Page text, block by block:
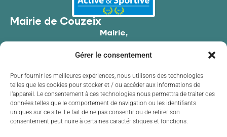
Gérer le consentement
Pour fournir les meilleures expériences, nous utilisons des technologies
telles que les cookies pour stocker et / ou accéder aux informations de
l’appareil. Le consentement à ces technologies nous permettra de traiter des
données telles que le comportement de navigation ou les identifiants
uniques sur ce site. Le fait de ne pas consentir ou de retirer son
consentement peut nuire à certaines caractéristiques et fonctions.
Mairie de Couzeix
Mairie,
87270 Couzeix
05 55 39 34 09
Contacter la mairie
Horaires d'ouverture
Lundide 8h30 à 12h00 et de 13h30 à 17h30
Mardi
de 8h30 à 12h00 et de 13h30 à 17h30